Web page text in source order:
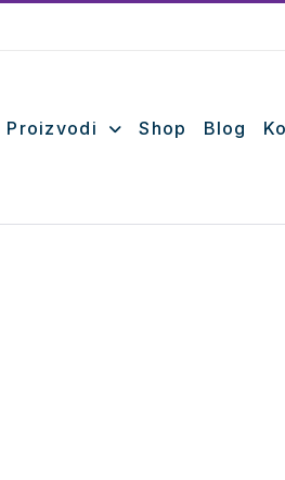
Proizvodi Shop Blog